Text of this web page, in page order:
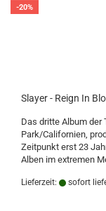
-20%
Slayer - Reign In
Das dritte Album der
Park/Californien,
Zeitpunkt erst 23
Alben im extremen
Lieferzeit: sofort